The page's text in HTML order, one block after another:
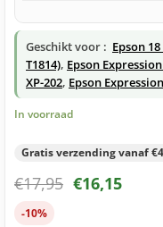
Geschikt voor : Epson
T1814), Epson
XP-202, Epson
In voorraad
Gratis verzending vanaf
€17,95 €16,15
-10%